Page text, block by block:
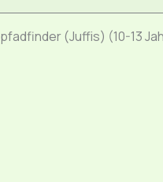
(Juffis) (10-13